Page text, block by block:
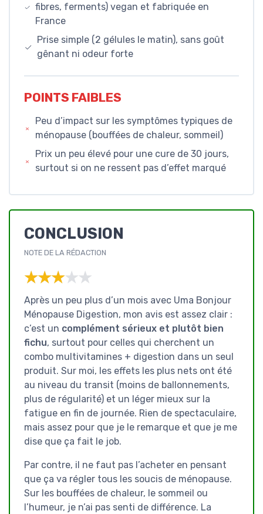
fibres, ferments) vegan et fabriquée en
France
Prise simple (2 gélules le matin), sans goût
gênant ni odeur forte
POINTS FAIBLES
Peu d’impact sur les symptômes typiques de
ménopause (bouffées de chaleur, sommeil)
Prix un peu élevé pour une cure de 30 jours,
surtout si on ne ressent pas d’effet marqué
CONCLUSION
NOTE DE LA RÉDACTION
★★★★★
★★★★★
Après un peu plus d’un mois avec Uma Bonjour
Ménopause Digestion, mon avis est assez clair :
c’est un complément sérieux et plutôt bien
fichu, surtout pour celles qui cherchent un
combo multivitamines + digestion dans un seul
produit. Sur moi, les effets les plus nets ont été
au niveau du transit (moins de ballonnements,
plus de régularité) et un léger mieux sur la
fatigue en fin de journée. Rien de spectaculaire,
mais assez pour que je le remarque et que je me
dise que ça fait le job.
Par contre, il ne faut pas l’acheter en pensant
que ça va régler tous les soucis de ménopause.
Sur les bouffées de chaleur, le sommeil ou
l’humeur, je n’ai pas senti de différence. La